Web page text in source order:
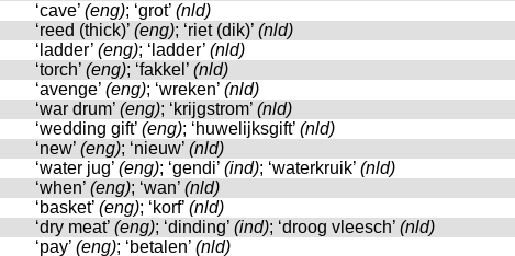
‘cave’ (eng); ‘grot’ (nld)
‘reed (thick)’ (eng); ‘riet (dik)’ (nld)
‘ladder’ (eng); ‘ladder’ (nld)
‘torch’ (eng); ‘fakkel’ (nld)
‘avenge’ (eng); ‘wreken’ (nld)
‘war drum’ (eng); ‘krijgstrom’ (nld)
‘wedding gift’ (eng); ‘huwelijksgift’ (nld)
‘new’ (eng); ‘nieuw’ (nld)
‘water jug’ (eng); ‘gendi’ (ind); ‘waterkruik’ (nld)
‘when’ (eng); ‘wan’ (nld)
‘basket’ (eng); ‘korf’ (nld)
‘dry meat’ (eng); ‘dinding’ (ind); ‘droog vleesch’ (nld)
‘pay’ (eng); ‘betalen’ (nld)